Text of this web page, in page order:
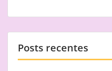
Posts recentes